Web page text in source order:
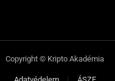
Copyright © Kripto Akadémia